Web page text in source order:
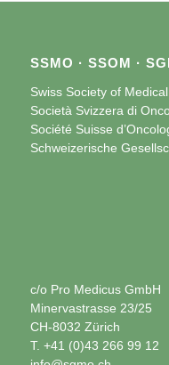
SSMO · SSOM ·
Swiss Society of
Società Svizzera di
Société Suisse
Schweizerische
c/o Pro Medicus GmbH
Minervastrasse 23/25
CH-8032 Zürich
T. +41 (0)43 266 99 12